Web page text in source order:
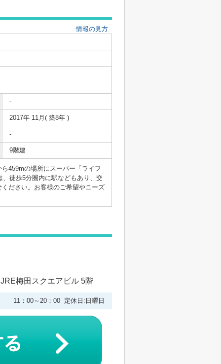
情報の見方
-
2017年 11月( 築8年 )
-
9階建
459mの場所にスーパー「ライフ
徒歩5分圏内に駅などもあり、交
ださい。お客様のご希望やニーズ
梅田スクエアビル 5階
11：00～20：00 定休日:日曜日